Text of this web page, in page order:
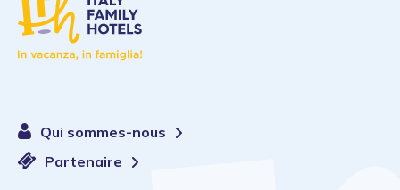
Qui sommes-nous
Partenaire